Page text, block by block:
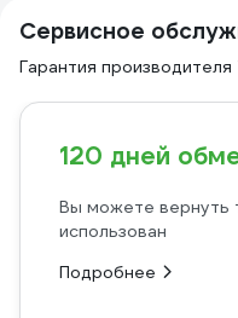
Сервисное
Гарантия производителя
120 дней
Вы можете вернуть
использован
Подробнее